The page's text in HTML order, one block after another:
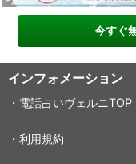
今すぐ
インフォメーション
・電話占いヴェルニTOP
・利用規約